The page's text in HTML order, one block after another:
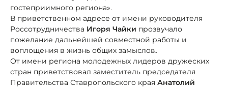
гостеприимного региона».
В приветственном адресе от имени руководителя
Россотрудничества Игоря Чайки прозвучало
пожелание дальнейшей совместной работы и
воплощения в жизнь общих замыслов.
От имени региона молодежных лидеров дружеских
стран приветствовал заместитель председателя
Правительства Ставропольского края Анатолий